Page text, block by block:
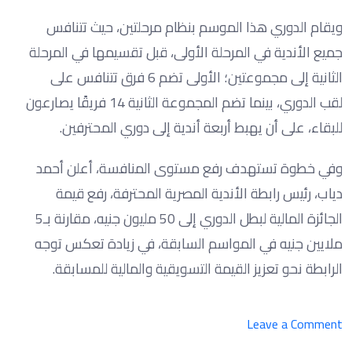
ويقام الدوري هذا الموسم بنظام مرحلتين، حيث تتنافس
جميع الأندية في المرحلة الأولى، قبل تقسيمها في المرحلة
الثانية إلى مجموعتين؛ الأولى تضم 6 فرق تتنافس على
لقب الدوري، بينما تضم المجموعة الثانية 14 فريقًا يصارعون
للبقاء، على أن يهبط أربعة أندية إلى دوري المحترفين.
وفي خطوة تستهدف رفع مستوى المنافسة، أعلن أحمد
دياب، رئيس رابطة الأندية المصرية المحترفة، رفع قيمة
الجائزة المالية لبطل الدوري إلى 50 مليون جنيه، مقارنة بـ5
ملايين جنيه في المواسم السابقة، في زيادة تعكس توجه
الرابطة نحو تعزيز القيمة التسويقية والمالية للمسابقة.
Leave a Comment